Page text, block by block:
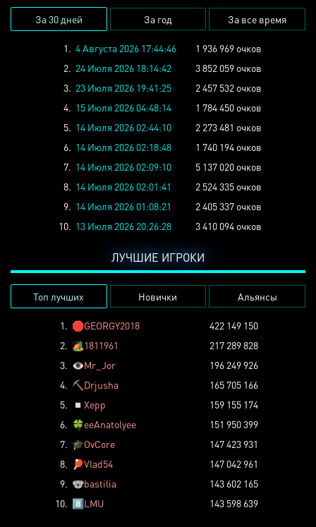
За 30 дней За год За все время
1. 4 Августа 2026 17:44:46
1 936 969 очков
2. 24 Июля 2026 18:14:42
3 852 059 очков
3. 23 Июля 2026 19:41:25
2 457 532 очков
4. 15 Июля 2026 04:48:14
1 784 450 очков
5. 14 Июля 2026 02:44:10
2 273 481 очков
6. 14 Июля 2026 02:18:48
1 740 194 очков
7. 14 Июля 2026 02:09:10
5 137 020 очков
8. 14 Июля 2026 02:01:41
2 524 335 очков
9. 14 Июля 2026 01:08:21
2 405 337 очков
10. 13 Июля 2026 20:26:28 3 410 094 очков
ЛУЧШИЕ ИГРОКИ
Топ лучших Новички Альянсы
1. 🛑GEORGY2018
422 149 150
2. 🏕️1811961
217 289 828
3. 👁️Mr_Jor
196 249 926
4. ⛏️ Drjusha
165 705 166
5.
◽ Xepp
159 155 174
6. 🍀eeAnatolyee
151 950 399
7. 🎓OvCore
147 423 931
8.
🏓Vlad54
147 042 961
9. 🐨bastilia
143 602 165
10. 8️⃣LMU 143 598 639